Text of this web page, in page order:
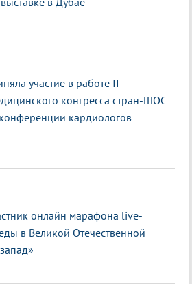
участие в работе II
конгресса стран-ШОС
кардиологов
онлайн марафона live-
в Великой Отечественной